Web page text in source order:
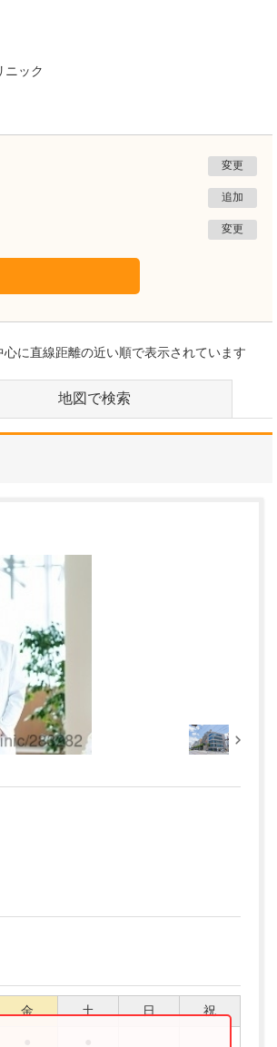
ニック
変更
追加
変更
心に直線距離の近い順で表示されています
地図で検索
金 土 日 祝
鹿児島県鹿児島市
あいろ歯科医院
歯科医師を志したきっかけを教えてください。
中学生のときに出会った
女性の歯科医師に憧れた
子どもにとって歯科医院
は敬…